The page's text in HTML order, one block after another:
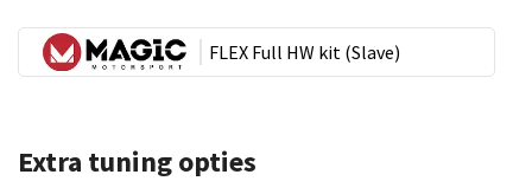
FLEX Full HW kit (Slave)
Extra tuning opties